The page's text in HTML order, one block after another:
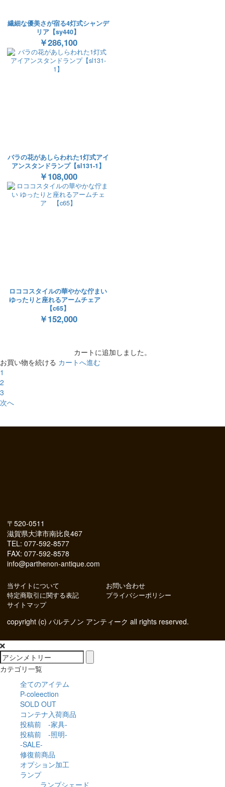
繊細な優美さが宿る4灯式シャンデ
リア【sy440】
￥286,100
バラの花があしらわれた1灯式アイ
アンスタンドランプ【sl131-1】
￥108,000
ロココスタイルの華やかな佇まい
ゆったりと座れるアームチェア
【c65】
￥152,000
カートに追加しました。
お買い物を続ける カートへ進む
1
2
3
次へ
〒520-0511
滋賀県大津市南比良467
TEL: 077-592-8577
FAX: 077-592-8578
info@parthenon-antique.com
当サイトについて
お問い合わせ
特定商取引に関する表記
プライバシーポリシー
サイトマップ
copyright (c) パルテノン アンティーク all rights reserved.
カテゴリ一覧
全てのアイテム
P-coleection
SOLD OUT
コンテナ入荷商品
投稿前 -家具-
投稿前 -照明-
-SALE-
修復前商品
オプション加工
ランプ
ランプシェード